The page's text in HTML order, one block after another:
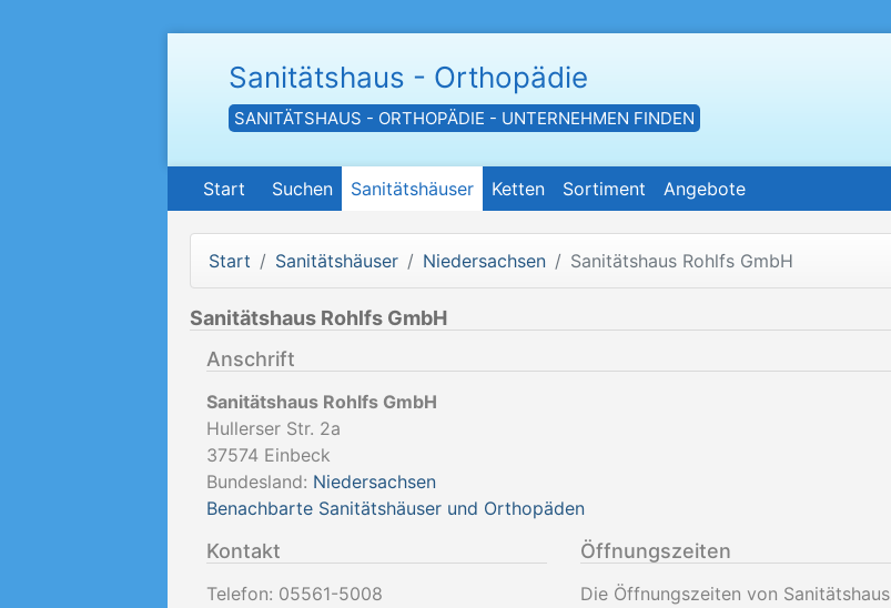
Sanitätshaus - Orthopädie
SANITÄTSHAUS - ORTHOPÄDIE - UNTERNEHMEN FINDEN
Start Suchen Sanitätshäuser Ketten Sortiment Angebote
Start Sanitätshäuser Niedersachsen Sanitätshaus Rohlfs GmbH
Sanitätshaus Rohlfs GmbH
Anschrift
Sanitätshaus Rohlfs GmbH
Hullerser Str. 2a
37574 Einbeck
Bundesland: Niedersachsen
Benachbarte Sanitätshäuser und Orthopäden
Kontakt
Telefon: 05561-5008
Öffnungszeiten
Die Öffnungszeiten von Sanitätshaus